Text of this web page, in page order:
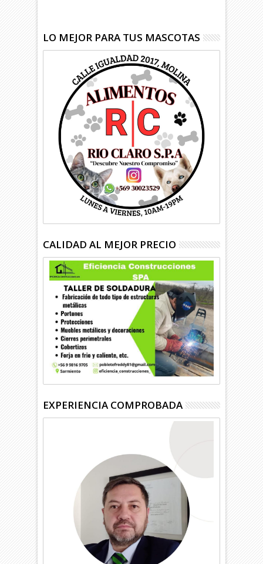
LO MEJOR PARA TUS MASCOTAS
CALIDAD AL MEJOR PRECIO
EXPERIENCIA COMPROBADA